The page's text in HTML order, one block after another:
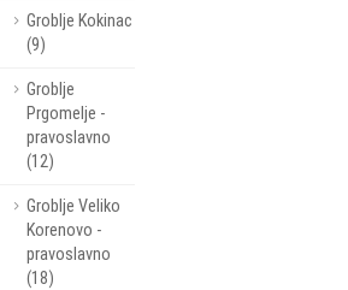
Groblje Kokinac
(9)
Groblje
Prgomelje -
pravoslavno
(12)
Groblje Veliko
Korenovo -
pravoslavno
(18)